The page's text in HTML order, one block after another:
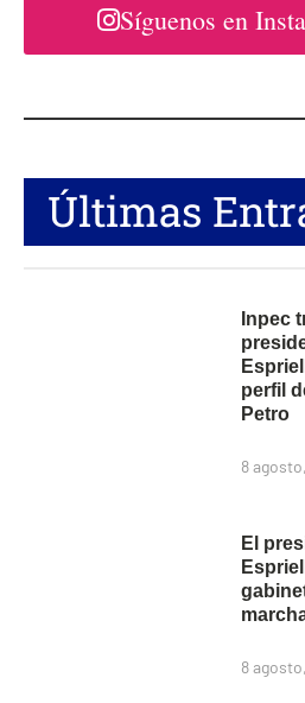
Síguenos en
Últimas
Inpec
perfil
Petro
8
El
8